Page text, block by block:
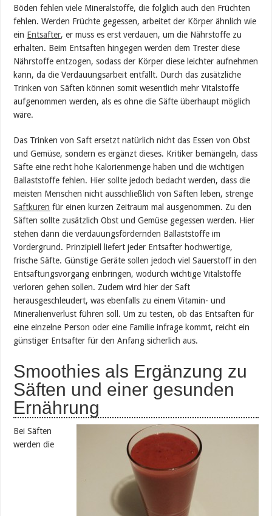
Böden fehlen viele Mineralstoffe, die folglich auch den Früchten
fehlen. Werden Früchte gegessen, arbeitet der Körper ähnlich wie
ein Entsafter, er muss es erst verdauen, um die Nährstoffe zu
erhalten. Beim Entsaften hingegen werden dem Trester diese
Nährstoffe entzogen, sodass der Körper diese leichter aufnehmen
kann, da die Verdauungsarbeit entfällt. Durch das zusätzliche
Trinken von Säften können somit wesentlich mehr Vitalstoffe
aufgenommen werden, als es ohne die Säfte überhaupt möglich
wäre.
Das Trinken von Saft ersetzt natürlich nicht das Essen von Obst
und Gemüse, sondern es ergänzt dieses. Kritiker bemängeln, dass
Säfte eine recht hohe Kalorienmenge haben und die wichtigen
Ballaststoffe fehlen. Hier sollte jedoch bedacht werden, dass die
meisten Menschen nicht ausschließlich von Säften leben, strenge
Saftkuren für einen kurzen Zeitraum mal ausgenommen. Zu den
Säften sollte zusätzlich Obst und Gemüse gegessen werden. Hier
stehen dann die verdauungsfördernden Ballaststoffe im
Vordergrund. Prinzipiell liefert jeder Entsafter hochwertige,
frische Säfte. Günstige Geräte sollen jedoch viel Sauerstoff in den
Entsaftungsvorgang einbringen, wodurch wichtige Vitalstoffe
verloren gehen sollen. Zudem wird hier der Saft
herausgeschleudert, was ebenfalls zu einem Vitamin- und
Mineralienverlust führen soll. Um zu testen, ob das Entsaften für
eine einzelne Person oder eine Familie infrage kommt, reicht ein
günstiger Entsafter für den Anfang sicherlich aus.
Smoothies als Ergänzung zu
Säften und einer gesunden
Ernährung
Bei Säften
werden die